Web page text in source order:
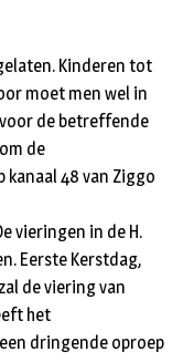
Kinderen tot
moet men wel in
de betreffende
de
48 van Ziggo
vieringen in de H.
Eerste Kerstdag,
de viering van
het
dringende oproep